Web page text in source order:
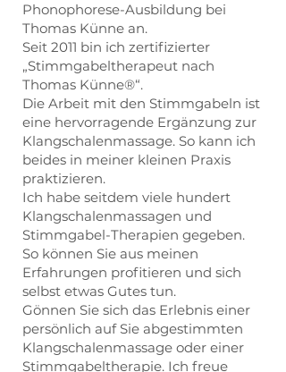
Phonophorese-Ausbildung bei
Thomas Künne an.
Seit 2011 bin ich zertifizierter
„Stimmgabeltherapeut nach
Thomas Künne®“.
Die Arbeit mit den Stimmgabeln ist
eine hervorragende Ergänzung zur
Klangschalenmassage. So kann ich
beides in meiner kleinen Praxis
praktizieren.
Ich habe seitdem viele hundert
Klangschalenmassagen und
Stimmgabel-Therapien gegeben.
So können Sie aus meinen
Erfahrungen profitieren und sich
selbst etwas Gutes tun.
Gönnen Sie sich das Erlebnis einer
persönlich auf Sie abgestimmten
Klangschalenmassage oder einer
Stimmgabeltherapie. Ich freue